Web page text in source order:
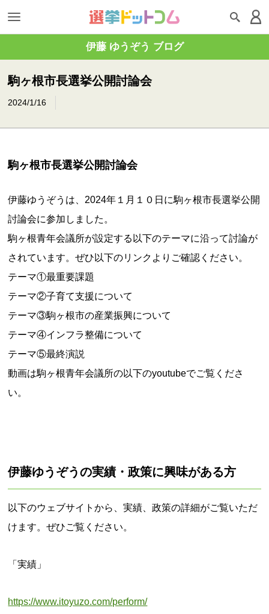
伊藤 ゆうぞう ブログ
駒ヶ根市長選挙公開討論会
2024/1/16
駒ヶ根市長選挙公開討論会
伊藤ゆうぞうは、2024年１月１０日に駒ヶ根市長選挙公開
討論会に参加しました。
駒ヶ根青年会議所が設定する以下のテーマに沿って討論が
されています。ぜひ以下のリンクよりご確認ください。
テーマ①最重要課題
テーマ②子育て支援について
テーマ③駒ヶ根市の産業振興について
テーマ④インフラ整備について
テーマ⑤最終演説
動画は駒ヶ根青年会議所の以下のyoutubeでご覧くださ
い。
伊藤ゆうぞうの実績・政策に興味がある方
以下のウェブサイトから、実績、政策の詳細がご覧いただ
けます。ぜひご覧ください。
「実績」
https://www.itoyuzo.com/perform/